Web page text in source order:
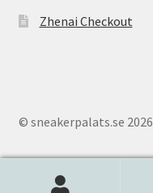
Zhenai Checkout
© sneakerpalats.se 2026